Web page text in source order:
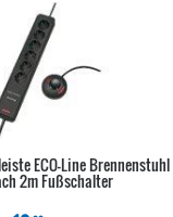
ECO-Line Brennenstuhl
2m Fußschalter